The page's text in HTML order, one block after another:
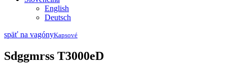
English
Deutsch
späť na vagónyKapsové
Sdggmrss T3000eD